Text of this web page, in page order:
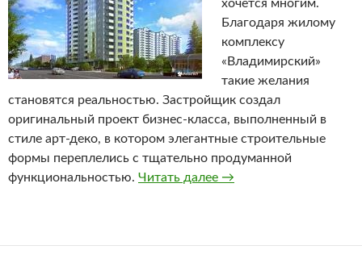
хочется многим.
Благодаря жилому
комплексу
«Владимирский»
такие желания
становятся реальностью. Застройщик создал
оригинальный проект бизнес-класса, выполненный в
стиле арт-деко, в котором элегантные строительные
формы переплелись с тщательно продуманной
функциональностью. Читать далее ЖК «Владимирский»
→